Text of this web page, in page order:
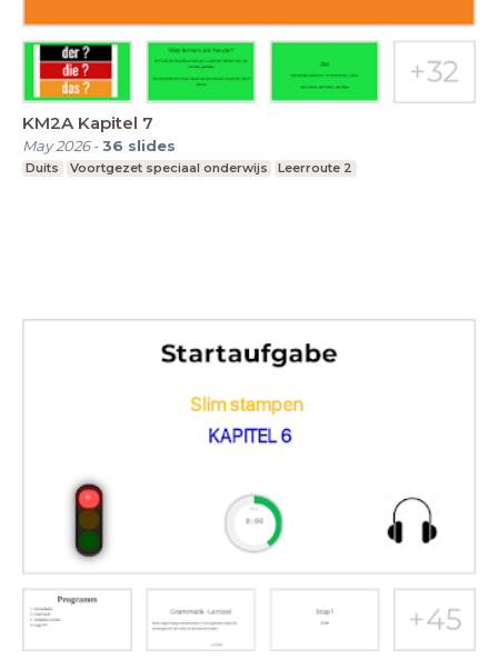
KM2A Kapitel 7
May 2026-36 slides
Duits Voortgezet speciaal onderwijs Leerroute 2